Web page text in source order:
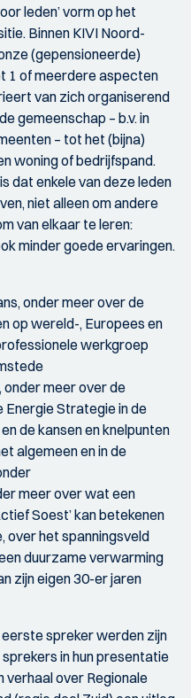
leden’ vorm op het
Binnen KIVI Noord-
(gepensioneerde)
1 of meerdere aspecten
van zich organiserend
gemeenschap – b.v. in
– tot het (bijna)
woning of bedrijfspand.
dat enkele van deze leden
niet alleen om andere
van elkaar te leren:
minder goede ervaringen.
onder meer over de
op wereld-, Europees en
werkgroep
onder meer over de
Energie Strategie in de
de kansen en knelpunten
algemeen en in de
meer over wat een
Soest’ kan betekenen
over het spanningsveld
duurzame verwarming
zijn eigen 30-er jaren
spreker werden zijn
in hun presentatie
verhaal over Regionale